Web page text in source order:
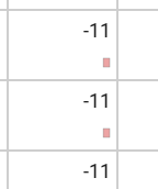
-11
-11
-11